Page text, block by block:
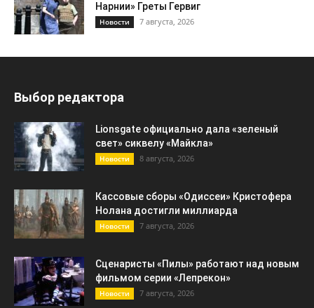
Нарнии» Греты Гервиг
Новости 7 августа, 2026
Выбор редактора
Lionsgate официально дала «зеленый
свет» сиквелу «Майкла»
Новости 8 августа, 2026
Кассовые сборы «Одиссеи» Кристофера
Нолана достигли миллиарда
Новости 7 августа, 2026
Сценаристы «Пилы» работают над новым
фильмом серии «Лепрекон»
Новости 7 августа, 2026